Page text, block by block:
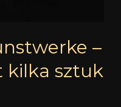
–
kilka sztuk